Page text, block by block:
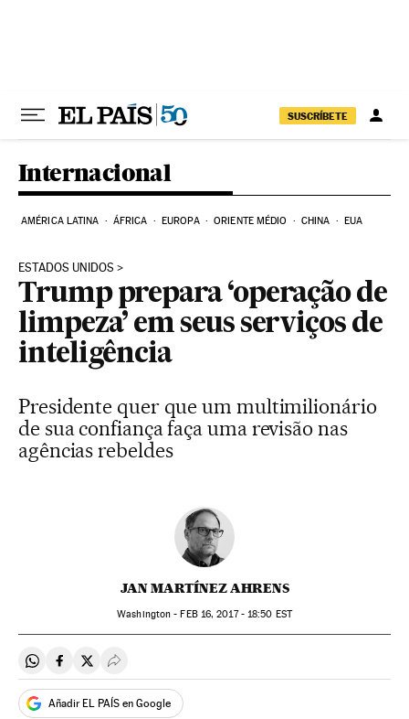
SUSCRÍBETE
Internacional
AMÉRICA LATINA ÁFRICA EUROPA ORIENTE MÉDIO CHINA EUA
ESTADOS UNIDOS
Trump prepara ‘operação de
limpeza’ em seus serviços de
inteligência
Presidente quer que um multimilionário
de sua confiança faça uma revisão nas
agências rebeldes
JAN MARTÍNEZ AHRENS
Washington -FEB16, 2017 - 18:50 EST
Compartir en Whatsapp
Compartir en Facebook
Compartir en Twitter
Desplegar Redes Sociales
Añadir EL PAÍS en Google